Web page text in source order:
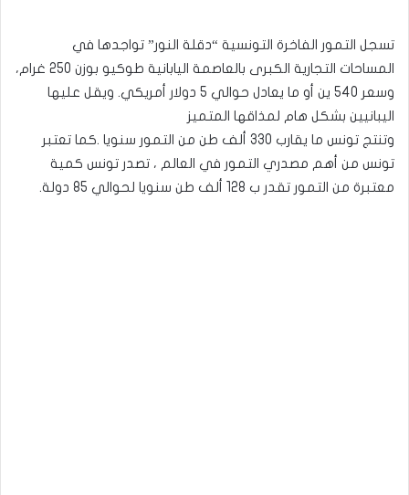
تسجل التمور الفاخرة التونسية “دقلة النور” تواجدها في
المساحات التجارية الكبرى بالعاصمة اليابانية طوكيو بوزن 250 غرام،
وسعر 540 ين أو ما يعادل حوالي 5 دولار أمريكي. ويقل عليها
اليبانيين بشكل هام لمذاقها المتميز
وتنتج تونس ما يقارب 330 ألف طن من التمور سنويا .كما تعتبر
تونس من أهم مصدري التمور في العالم ، تصدر تونس كمية
معتبرة من التمور تقدر ب 128 ألف طن سنويا لحوالي 85 دولة.